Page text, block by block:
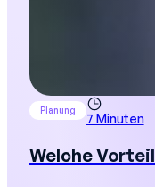
Planung
7 Minuten
Welche